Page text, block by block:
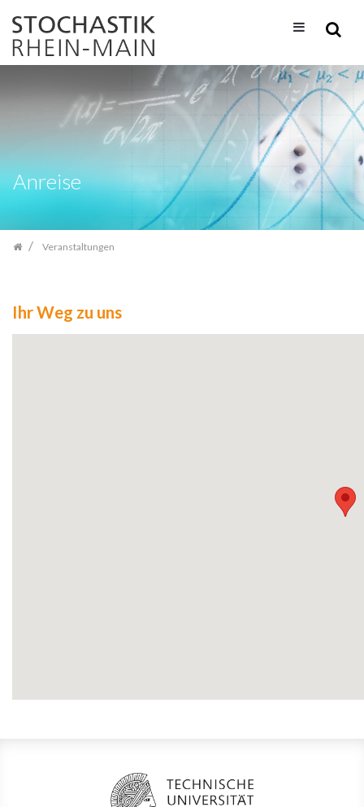
Inhalt
springen
Anreise
Veranstaltungen
Ihr Weg zu uns